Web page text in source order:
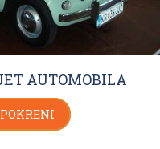
AUTOMOBILA
POKRENI